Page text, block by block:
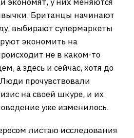
Британцы начинают
выбирают супермаркеты
экономить на
не в каком-то
а здесь и сейчас, хотя до
прочувствовали
на своей шкуре, и их
уже изменилось.
листаю исследования